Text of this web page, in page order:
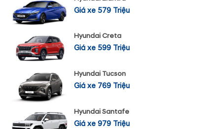
Giá xe 579 Triệu
Hyundai Creta
Giá xe 599 Triệu
Hyundai Tucson
Giá xe 769 Triệu
Hyundai Santafe
Giá xe 979 Triệu